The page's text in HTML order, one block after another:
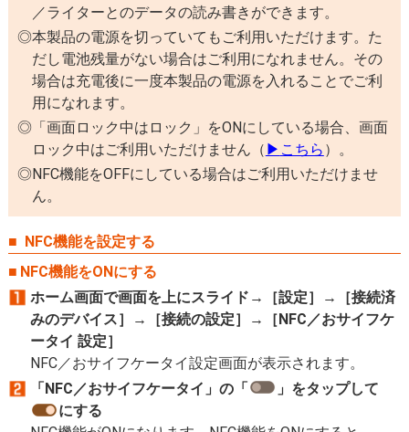
／ライターとのデータの読み書きができます。
本製品の電源を切っていてもご利用いただけます。た
だし電池残量がない場合はご利用になれません。その
場合は充電後に一度本製品の電源を入れることでご利
用になれます。
「画面ロック中はロック」をONにしている場合、画面
ロック中はご利用いただけません（ ▶ こちら ）。
NFC機能をOFFにしている場合はご利用いただけませ
ん。
NFC機能を設定する
NFC機能をONにする
ホーム画面で画面を上にスライド→［設定］→［接続済
みのデバイス］→［接続の設定］→［NFC／おサイフケ
ータイ 設定］
NFC／おサイフケータイ設定画面が表示されます。
「NFC／おサイフケータイ」の「
」をタップして
にする